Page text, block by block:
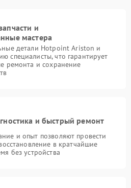
и
мастера
детали Hotpoint Ariston и
специалисты, что гарантирует
ремонта и сохранение
и быстрый ремонт
и опыт позволяют провести
в кратчайшие
без устройства